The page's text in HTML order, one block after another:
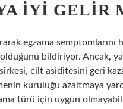
IYI GELIR
egzama semptomlarını
bildiriyor. Ancak,
cilt asiditesini geri
kuruluğu azaltmaya
türü için uygun